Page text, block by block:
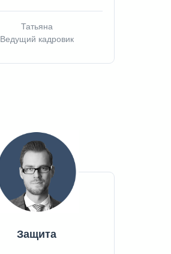
Татьяна
Ведущий кадровик
Защита